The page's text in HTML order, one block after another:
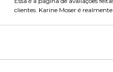
clientes. Karine Moser é realmente